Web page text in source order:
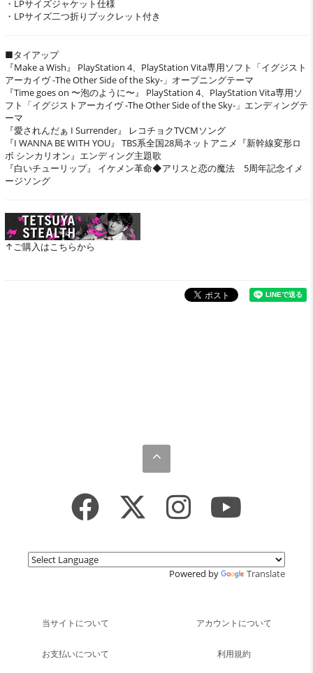
・LPサイズジャケット仕様
・LPサイズ二つ折りブックレット付き
■タイアップ
『Make a Wish』 PlayStation 4、PlayStation Vita専用ソフト「イグジスト
アーカイヴ -The Other Side of the Sky-」オープニングテーマ
『Time goes on 〜泡のように〜』 PlayStation 4、PlayStation Vita専用ソ
フト「イグジストアーカイヴ -The Other Side of the Sky-」エンディングテ
ーマ
『愛されんだぁ I Surrender』 レコチョクTVCMソング
『I WANNA BE WITH YOU』 TBS系全国28局ネットアニメ『新幹線変形ロ
ボ シンカリオン』エンディング主題歌
『白いチューリップ』 イケメン革命◆アリスと恋の魔法 5周年記念イメ
ージソング
↑ご購入はこちらから
Powered by Translate
当サイトについて アカウントについて
お支払いについて 利用規約